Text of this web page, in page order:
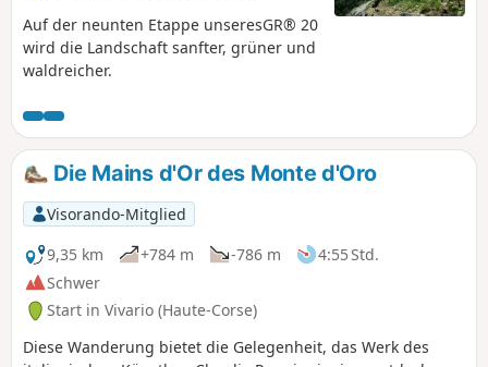
Auf der neunten Etappe unseresGR® 20
wird die Landschaft sanfter, grüner und
waldreicher.
Die Mains d'Or des Monte d'Oro
Visorando-Mitglied
9,35 km
+784 m -786 m
4:55 Std.
Schwer
Start in Vivario (Haute-Corse)
Diese Wanderung bietet die Gelegenheit, das Werk des